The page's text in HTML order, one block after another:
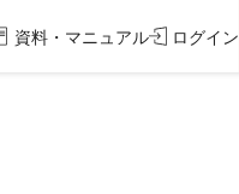
資料・マニュアル ログイン